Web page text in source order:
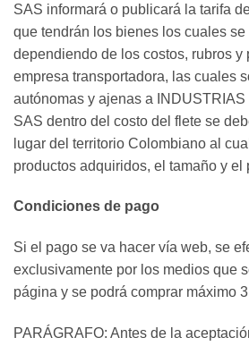
SAS informará o publicará la tarifa
que tendrán los bienes los cuales se
dependiendo de los costos, rubros y
empresa transportadora, las cuales
autónomas y ajenas a
SAS dentro del costo del flete se
lugar del territorio Colombiano al
productos adquiridos, el tamaño y el
Condiciones de pago
Si el pago se va hacer vía web, se
exclusivamente por los medios que
página y se podrá comprar máximo
PARÁGRAFO: Antes de la